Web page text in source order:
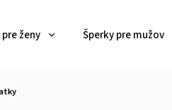
ženy Šperky pre mužov